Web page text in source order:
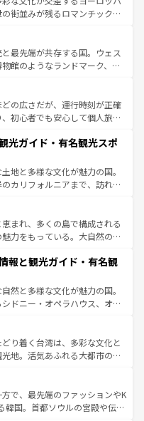
無形文化遺産にも登録されて
多彩な楽しみ方が可能だ。さ
力が溢れており、どの街角に
ている。パリ以外の個性あふ
街並みが残るロマンチック街
いても飽きることがない。ベ
ルン州のアルプスの絶景、そ
といった風景は必見。ビール
しい。 なお、新着の
覧を参照してほしい。
最先端が共存する国。ウェス
館のようなランドマーク、歴
。また、優雅なアフタヌーン
らない英国パブ、サッカー観
る体験も豊富。イギリスを旅
。
の広さだが、運行時刻が正確
初心者でも安心して個人旅行
スイスならではのユニークな
だけでなく町歩きも満喫する
高いため物価も高いが、旅行
ビスもあり、うまく活用すれ
光ガイド・有名観光スポ
地と多様な文化が魅力の国。
カリフォルニアまで、訪れる
ショッピング、エンターテイ
スポットだ。一方、アメリカ
ランドキャニオンやイエロー
音楽と美食が融合した独特の
カの各地域で異なる魅力を楽
かな歴史を感じることができ
ップや列車の旅も、アメリカ
まれ、多くの島で構成される
力をもっている。大自然の神
定番の観光地といえばオアフ
ならマウイ島やカウアイ島が
ンに輝く海をはじめ、豊かな
「アロハスピリット」と呼ば
ドやハワイアンミュージッ
、すべてがハワイの魅力を彩
い発見と感動が待っているハ
報と観光ガイド・有名観
然と多様な文化が魅力の国。
ドニー・オペラハウス、オー
びえるウルル（エアーズロッ
生林やケアンズの熱帯雨林な
た、カフェやワイン、オージ
しており、サーフィンやダイ
ウトドア好きにはたまらな
魅力を存分に味わいつくそ
り着く台湾は、多彩な文化と
地。活気あふれる大都市の台
る台湾東部など、都市の喧騒
り、訪れる人に新しい発見と
た、奥深い台湾の食文化も魅
で、最先端のファッションやK
韓国。首都ソウルの宮殿や伝統